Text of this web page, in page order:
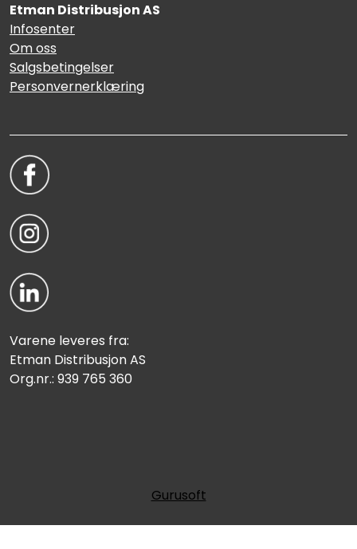
Etman Distribusjon AS
Infosenter
Om oss
Salgsbetingelser
Personvernerklæring
Varene leveres fra:
Etman Distribusjon AS
Org.nr.: 939 765 360
Gurusoft